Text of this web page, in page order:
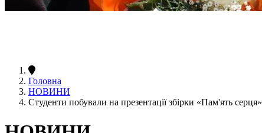
Головна
НОВИНИ
Студенти побували на презентації збірки «Пам'ять серця»